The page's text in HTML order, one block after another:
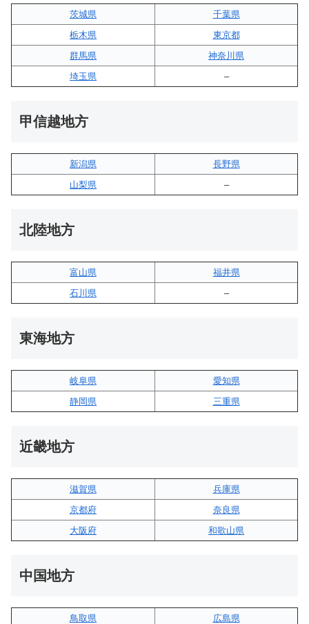
茨城県
千葉県
栃木県
東京都
群馬県
神奈川県
埼玉県
–
甲信越地方
新潟県
長野県
山梨県
–
北陸地方
富山県
福井県
石川県
–
東海地方
岐阜県
愛知県
静岡県
三重県
近畿地方
滋賀県
兵庫県
京都府
奈良県
大阪府
和歌山県
中国地方
鳥取県
広島県